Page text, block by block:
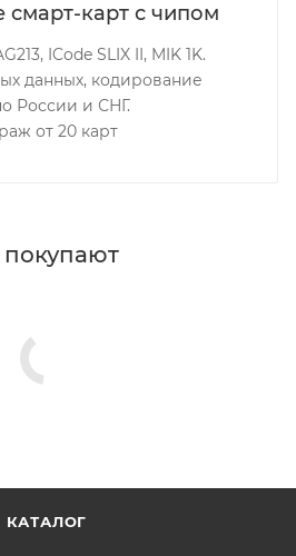
смарт-карт с чипом
ICode SLIX II, MIK 1K.
данных, кодирование
России и СНГ.
от 20 карт
КАТАЛОГ